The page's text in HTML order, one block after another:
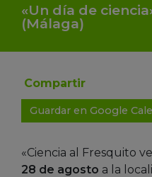
«Un día de
(Málaga)
Compartir
Guardar en Google
«Ciencia al Fresquito
28 de agosto a la